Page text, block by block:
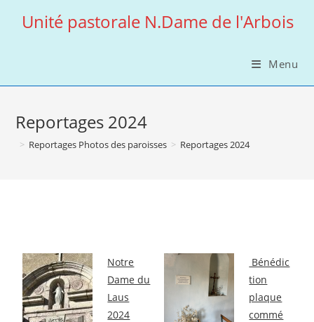
Unité pastorale N.Dame de l'Arbois
Menu
Reportages 2024
> Reportages Photos des paroisses > Reportages 2024
Notre
Dame du
Laus
2024
Bénédic
tion
plaque
commé